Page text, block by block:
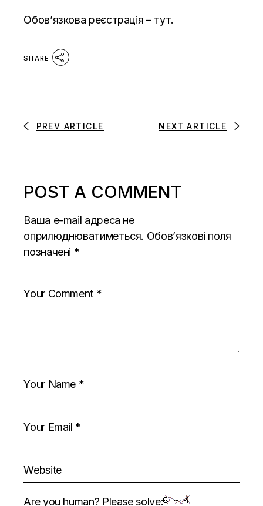
Обов’язкова реєстрація – тут.
SHARE
PREV ARTICLE NEXT ARTICLE
POST A COMMENT
Ваша e-mail адреса не
оприлюднюватиметься. Обов’язкові поля
позначені *
Are you human? Please solve: